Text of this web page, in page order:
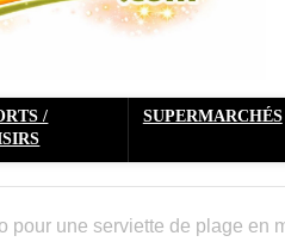
/
SUPERMARCHÉS
pour une serviette de plage en